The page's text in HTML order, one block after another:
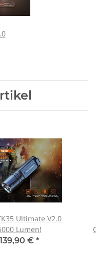
Ultimate V2.0
Lumen!
139,90 € *